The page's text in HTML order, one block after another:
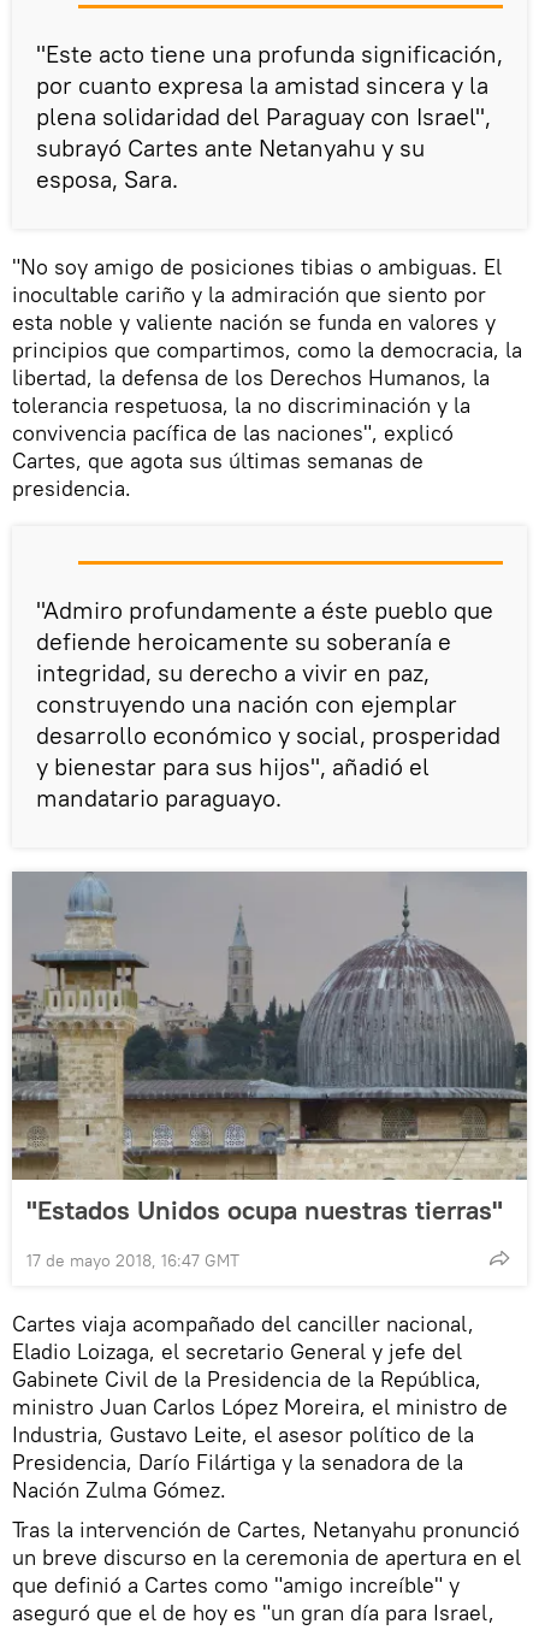
"Este acto tiene una profunda significación,
por cuanto expresa la amistad sincera y la
plena solidaridad del Paraguay con Israel",
subrayó Cartes ante Netanyahu y su
esposa, Sara.
"No soy amigo de posiciones tibias o ambiguas. El
inocultable cariño y la admiración que siento por
esta noble y valiente nación se funda en valores y
principios que compartimos, como la democracia, la
libertad, la defensa de los Derechos Humanos, la
tolerancia respetuosa, la no discriminación y la
convivencia pacífica de las naciones", explicó
Cartes, que agota sus últimas semanas de
presidencia.
"Admiro profundamente a éste pueblo que
defiende heroicamente su soberanía e
integridad, su derecho a vivir en paz,
construyendo una nación con ejemplar
desarrollo económico y social, prosperidad
y bienestar para sus hijos", añadió el
mandatario paraguayo.
"Estados Unidos ocupa nuestras tierras"
17 de mayo 2018, 16:47 GMT
Cartes viaja acompañado del canciller nacional,
Eladio Loizaga, el secretario General y jefe del
Gabinete Civil de la Presidencia de la República,
ministro Juan Carlos López Moreira, el ministro de
Industria, Gustavo Leite, el asesor político de la
Presidencia, Darío Filártiga y la senadora de la
Nación Zulma Gómez.
Tras la intervención de Cartes, Netanyahu pronunció
un breve discurso en la ceremonia de apertura en el
que definió a Cartes como "amigo increíble" y
aseguró que el de hoy es "un gran día para Israel,